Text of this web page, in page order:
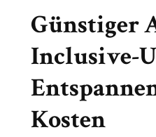
Günstiger
Inclusive-
Kosten